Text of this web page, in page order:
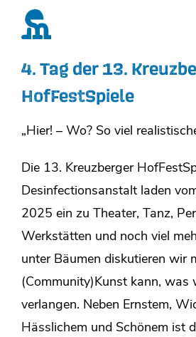
Overlay
4. Tag der 13.
HofFestSpiele
„Hier! – Wo? So viel
Die 13. Kreuzberger
Desinfectionsanstalt laden
2025 ein zu Theater, Tanz,
Werkstätten und noch viel
unter Bäumen diskutieren wir
(Community)Kunst kann, was
verlangen. Neben Ernstem,
Hässlichem und Schönem ist